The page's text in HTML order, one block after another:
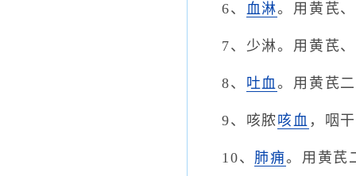
6、 血淋。用黄芪、
7、少淋。用黄芪、
8、 吐血。用黄芪
9、咳脓咳血 ，咽
10、 肺痈。用黄芪